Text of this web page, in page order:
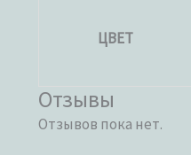
ЦВЕТ
Отзывы
Отзывов пока нет.